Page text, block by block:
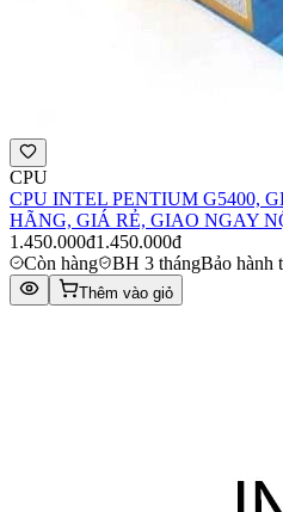
CPU
CPU INTEL PENTIUM G5400,
HÃNG, GIÁ RẺ, GIAO NGAY
1.450.000đ1.450.000đ
Còn hàng
BH 3 thángBảo hành
Thêm vào giỏ